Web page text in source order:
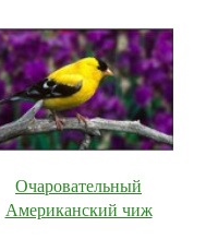
Очаровательный
Американский чиж